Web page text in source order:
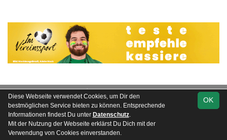
soccero.de
© 2006 - 2026
Besucherstatistik Kontakt Impressum
OK
Diese Webseite verwendet Cookies, um Dir den
bestmöglichen Service bieten zu können. Entsprechende
Informationen findest Du unter Datenschutz.
Mit der Nutzung der Webseite erklärst Du Dich mit der
Verwendung von Cookies einverstanden.